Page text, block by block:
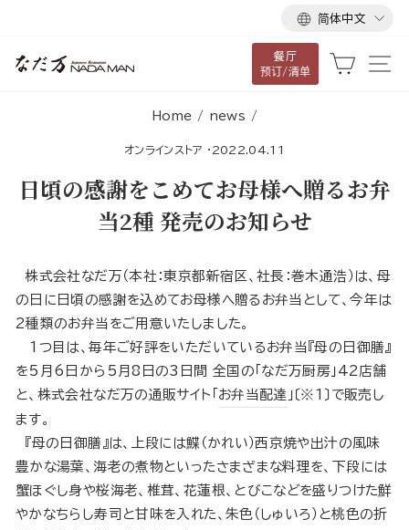
语
言
简体中文
餐厅
预订/清单
大车
Home / news /
オンラインストア · 2022.04.11
日頃の感謝をこめてお母様へ贈るお弁
当2種 発売のお知らせ
株式会社なだ万（本社：東京都新宿区、社長：巻木通浩）は、母
の日に日頃の感謝を込めてお母様へ贈るお弁当として、今年は
2種類のお弁当をご用意いたしました。
1つ目は、毎年ご好評をいただいているお弁当『母の日御膳』
を5月6日から5月8日の3日間 全国の「なだ万厨房」42店舗
と、株式会社なだ万の通販サイト「 お弁当配達 」〔※1〕で販売し
ます。
『母の日御膳』は、上段には鰈（かれい）西京焼や出汁の風味
豊かな湯葉、海老の煮物といったさまざまな料理を、下段には
蟹ほぐし身や桜海老、椎茸、花蓮根、とびこなどを盛りつけた鮮
やかなちらし寿司と甘味を入れた、朱色（しゅいろ）と桃色の折